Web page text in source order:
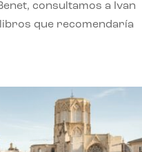
consultamos a Ivan
que recomendaría